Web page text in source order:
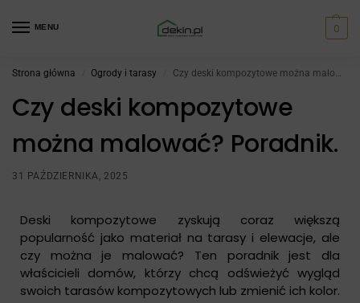
MENU 0
Strona główna Ogrody i tarasy Czy deski kompozytowe można malować? Poradnik.
Czy deski kompozytowe
można malować? Poradnik.
31 PAŹDZIERNIKA, 2025
Deski kompozytowe zyskują coraz większą
popularność jako materiał na tarasy i elewacje, ale
czy można je malować? Ten poradnik jest dla
właścicieli domów, którzy chcą odświeżyć wygląd
swoich tarasów kompozytowych lub zmienić ich kolor.